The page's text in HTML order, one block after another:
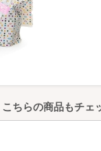
ちらの商品もチェ